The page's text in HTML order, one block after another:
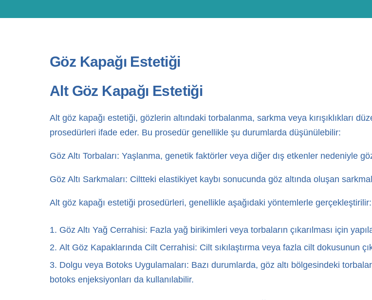
Göz Kapağı Estetiği
Alt Göz Kapağı Estetiği
Alt göz kapağı estetiği, gözlerin altındaki torbalanma, sarkma veya kırışıklıkları
prosedürleri ifade eder. Bu prosedür genellikle şu durumlarda düşünülebilir:
Göz Altı Torbaları: Yaşlanma, genetik faktörler veya diğer dış etkenler nedeniyle
Göz Altı Sarkmaları: Ciltteki elastikiyet kaybı sonucunda göz altında oluşan
Alt göz kapağı estetiği prosedürleri, genellikle aşağıdaki yöntemlerle gerçekleştirilir:
Göz Altı Yağ Cerrahisi: Fazla yağ birikimleri veya torbaların çıkarılması için
Alt Göz Kapaklarında Cilt Cerrahisi: Cilt sıkılaştırma veya fazla cilt dokusunun
Dolgu veya Botoks Uygulamaları: Bazı durumlarda, göz altı bölgesindeki
botoks enjeksiyonları da kullanılabilir.